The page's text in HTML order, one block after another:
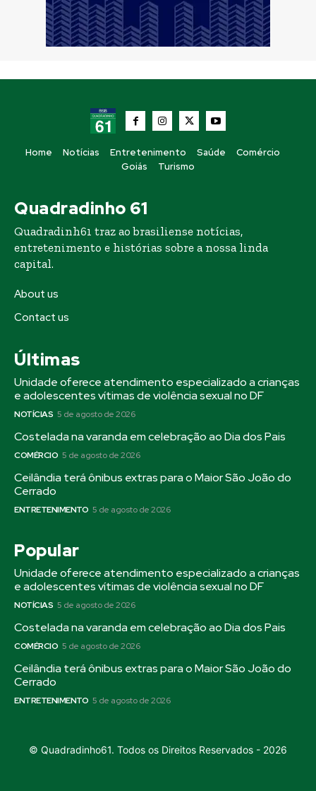
Home Notícias Entretenimento Saúde
Comércio
Goiás
Turismo
Quadradinho 61
Quadradinh61 traz ao brasiliense notícias,
entretenimento e histórias sobre a nossa linda
capital.
About us
Contact us
Últimas
Unidade oferece atendimento especializado a crianças
e adolescentes vítimas de violência sexual no DF
NOTÍCIAS 5 de agosto de 2026
Costelada na varanda em celebração ao Dia dos Pais
COMÉRCIO 5 de agosto de 2026
Ceilândia terá ônibus extras para o Maior São João do
Cerrado
ENTRETENIMENTO 5 de agosto de 2026
Popular
Unidade oferece atendimento especializado a crianças
e adolescentes vítimas de violência sexual no DF
NOTÍCIAS 5 de agosto de 2026
Costelada na varanda em celebração ao Dia dos Pais
COMÉRCIO 5 de agosto de 2026
Ceilândia terá ônibus extras para o Maior São João do
Cerrado
ENTRETENIMENTO 5 de agosto de 2026
© Quadradinho61. Todos os Direitos Reservados - 2026